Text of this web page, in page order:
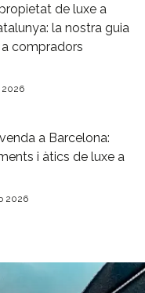
de luxe a
la nostra guia
compradors
2026
a Barcelona:
i àtics de luxe a
2026